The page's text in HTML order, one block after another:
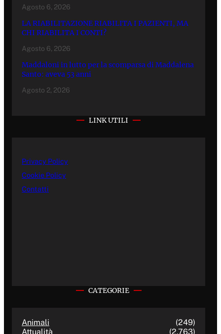
Agosto 6, 2026
LA RIABILITAZIONE RIABILITA I PAZIENTI, MA
CHI RIABILITA I CONTI?
Agosto 6, 2026
Maddaloni in lutto per la scomparsa di Maddalena
Santo: aveva 53 anni
Agosto 2, 2026
LINK UTILI
Privacy Policy
Cookie Policy
Contatti
CATEGORIE
Animali
(249)
Attualità
(2.763)